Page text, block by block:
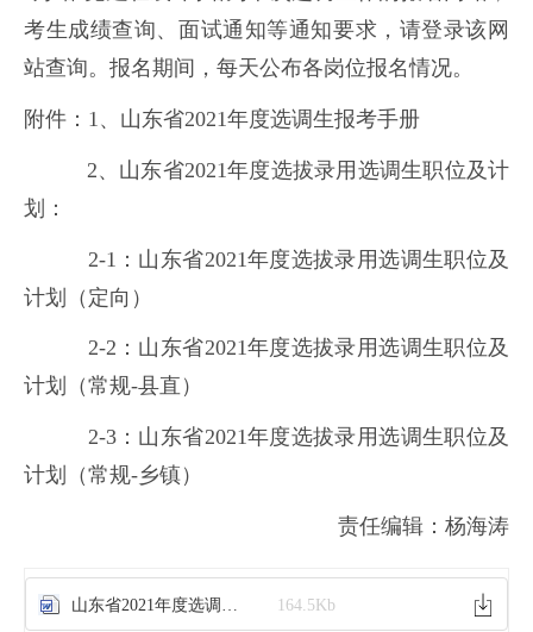
考生成绩查询、面试通知等通知要求，请登录该网
站查询。报名期间，每天公布各岗位报名情况。
附件：1、山东省2021年度选调生报考手册
2、山东省2021年度选拔录用选调生职位及计
划：
2-1：山东省2021年度选拔录用选调生职位及
计划（定向）
2-2：山东省2021年度选拔录用选调生职位及
计划（常规-县直）
2-3：山东省2021年度选拔录用选调生职位及
计划（常规-乡镇）
责任编辑：杨海涛
164.5Kb